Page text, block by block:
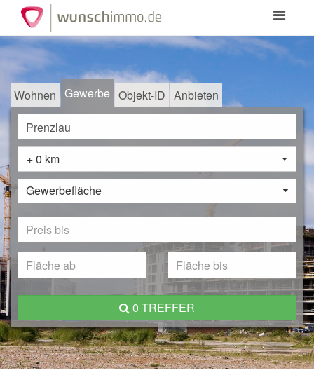
Toggle
Wohnen Gewerbe Objekt-ID Anbieten
+ 0 km
Gewerbefläche
0 TREFFER